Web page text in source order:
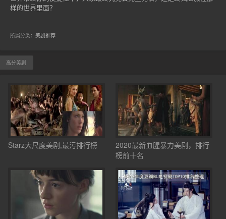
样的世界里面？
所属分类： 美剧推荐
高分美剧
Starz大尺度美剧,最污排行榜
2020最新血腥暴力美剧，排行
榜前十名